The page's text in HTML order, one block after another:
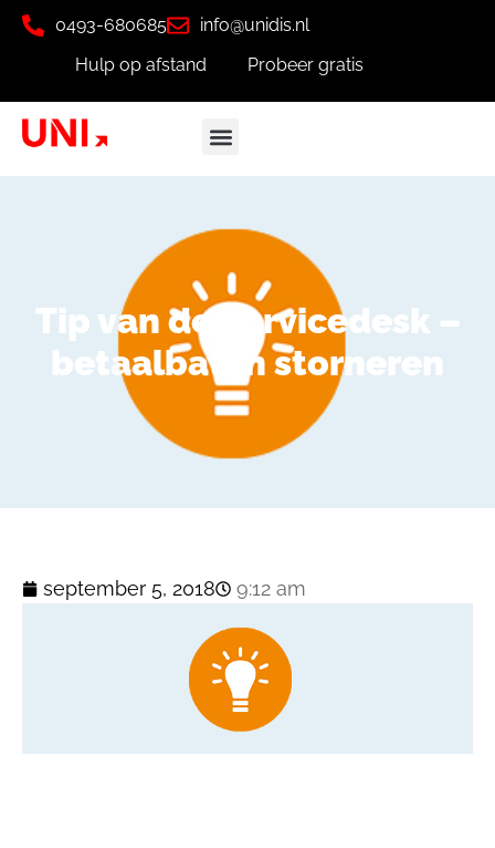
0493-680685
info@unidis.nl
Hulp op afstand
Probeer gratis
Tip van de Servicedesk –
betaalbatch storneren
september 5, 2018 9:12 am